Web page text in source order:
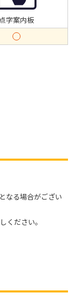
点字案内板
なる場合がござい
ください。